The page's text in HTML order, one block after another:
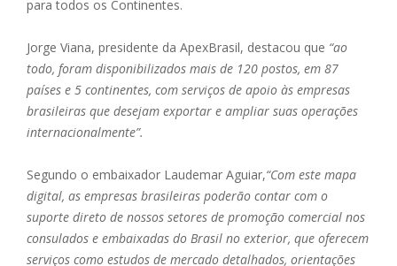
para todos os Continentes.
Jorge Viana, presidente da ApexBrasil, destacou que “ao
todo, foram disponibilizados mais de 120 postos, em 87
países e 5 continentes, com serviços de apoio às empresas
brasileiras que desejam exportar e ampliar suas operações
internacionalmente”.
Segundo o embaixador Laudemar Aguiar,“Com este mapa
digital, as empresas brasileiras poderão contar com o
suporte direto de nossos setores de promoção comercial nos
consulados e embaixadas do Brasil no exterior, que oferecem
serviços como estudos de mercado detalhados, orientações